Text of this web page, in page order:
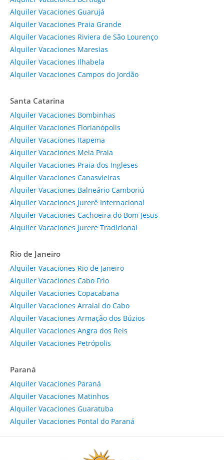
Alquiler Vacaciones Guarujá
Alquiler Vacaciones Praia Grande
Alquiler Vacaciones Riviera de São Lourenço
Alquiler Vacaciones Maresias
Alquiler Vacaciones Ilhabela
Alquiler Vacaciones Campos do Jordão
Santa Catarina
Alquiler Vacaciones Bombinhas
Alquiler Vacaciones Florianópolis
Alquiler Vacaciones Itapema
Alquiler Vacaciones Meia Praia
Alquiler Vacaciones Praia dos Ingleses
Alquiler Vacaciones Canasvieiras
Alquiler Vacaciones Balneário Camboriú
Alquiler Vacaciones Jurerê Internacional
Alquiler Vacaciones Cachoeira do Bom Jesus
Alquiler Vacaciones Jurere Tradicional
Rio de Janeiro
Alquiler Vacaciones Rio de Janeiro
Alquiler Vacaciones Cabo Frio
Alquiler Vacaciones Copacabana
Alquiler Vacaciones Arraial do Cabo
Alquiler Vacaciones Armação dos Búzios
Alquiler Vacaciones Angra dos Reis
Alquiler Vacaciones Petrópolis
Paraná
Alquiler Vacaciones Paraná
Alquiler Vacaciones Matinhos
Alquiler Vacaciones Guaratuba
Alquiler Vacaciones Pontal do Paraná